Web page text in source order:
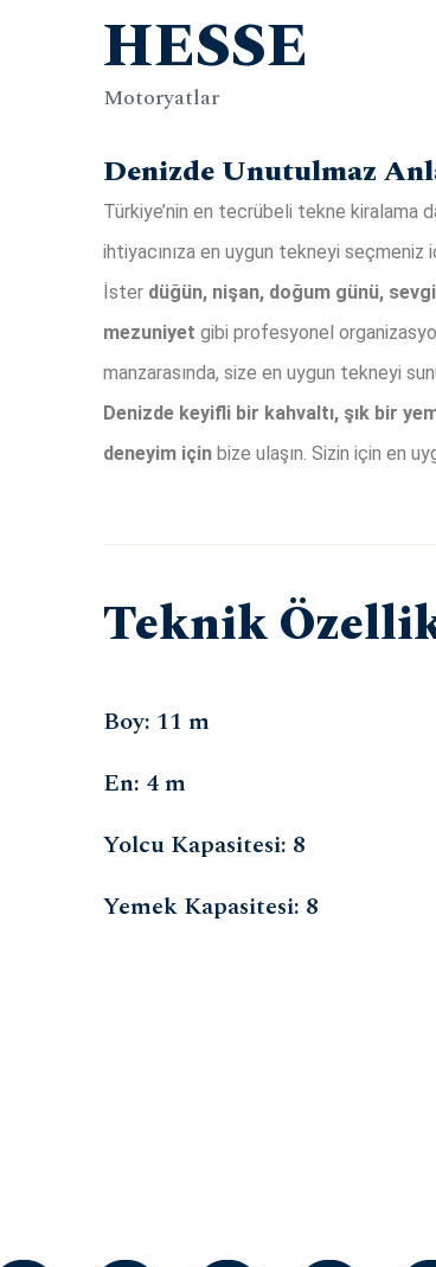
HESSE
Motoryatlar
Denizde Unutulmaz
Türkiye’nin en tecrübeli tekne kiralama
ihtiyacınıza en uygun tekneyi seçmeniz
İster düğün, nişan, doğum günü,
mezuniyet gibi profesyonel
manzarasında, size en uygun tekneyi
Denizde keyifli bir kahvaltı, şık bir
deneyim için bize ulaşın. Sizin için en
Teknik
Boy: 11 m
En: 4 m
Yolcu Kapasitesi: 8
Yemek Kapasitesi: 8